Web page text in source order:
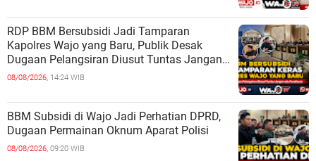
RDP BBM Bersubsidi Jadi Tamparan
Kapolres Wajo yang Baru, Publik Desak
Dugaan Pelangsiran Diusut Tuntas Jangan
ada Pembiaran
08/08/2026, 14:24 WIB
BBM Subsidi di Wajo Jadi Perhatian DPRD,
Dugaan Permainan Oknum Aparat Polisi
08/08/2026, 09:20 WIB